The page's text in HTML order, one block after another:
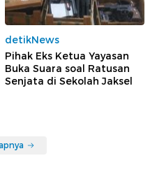
detikNews
Pihak Eks Ketua Yayasan
Buka Suara soal Ratusan
Senjata di Sekolah Jaksel